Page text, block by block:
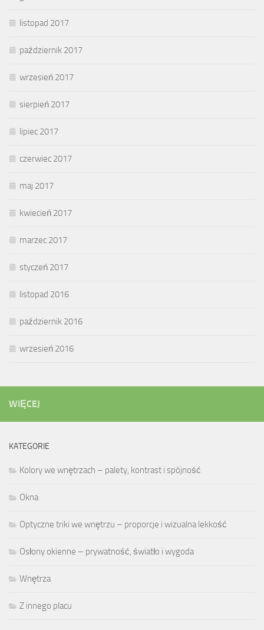
listopad 2017
październik 2017
wrzesień 2017
sierpień 2017
lipiec 2017
czerwiec 2017
maj 2017
kwiecień 2017
marzec 2017
styczeń 2017
listopad 2016
październik 2016
wrzesień 2016
WIĘCEJ
KATEGORIE
Kolory we wnętrzach – palety, kontrast i spójność
Okna
Optyczne triki we wnętrzu – proporcje i wizualna lekkość
Osłony okienne – prywatność, światło i wygoda
Wnętrza
Z innego placu